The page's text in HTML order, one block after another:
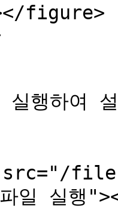
figure>
실행하여
files/
일 실행